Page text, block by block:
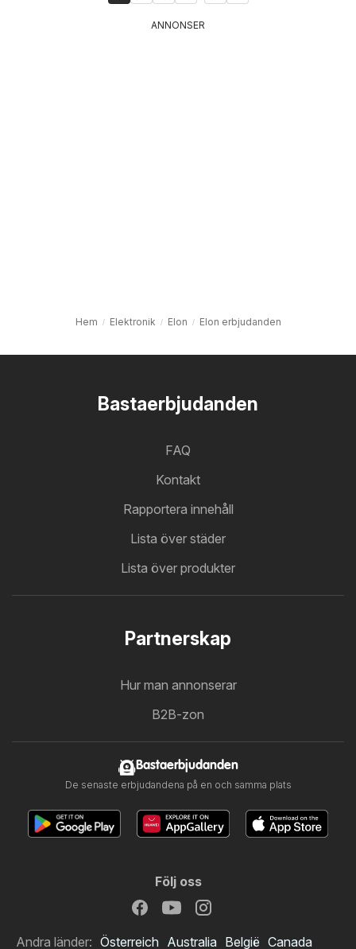
ANNONSER
Hem Elektronik Elon Elon erbjudanden
Bastaerbjudanden
FAQ
Kontakt
Rapportera innehåll
Lista över städer
Lista över produkter
Partnerskap
Hur man annonserar
B2B-zon
Bastaerbjudanden
De senaste erbjudandena på en och samma plats
Följ oss
Andra länder: Österreich Australia België Canada